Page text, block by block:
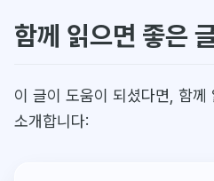
함께 읽으면 좋은
이 글이 도움이 되셨다면, 함께
소개합니다: